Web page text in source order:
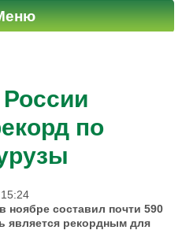
по
ноябре составил почти 590
является рекордным для